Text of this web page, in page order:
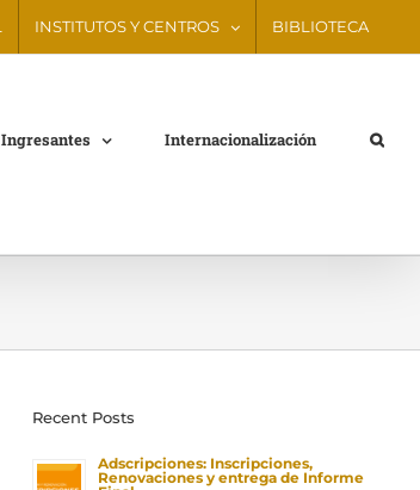
INSTITUTOS Y CENTROS BIBLIOTECA
Ingresantes Internacionalización
Recent Posts
Adscripciones: Inscripciones,
Renovaciones y entrega de Informe